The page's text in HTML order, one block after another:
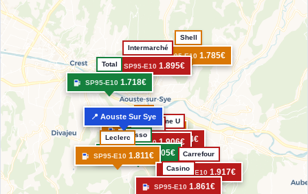
📍 Aouste Sur Sye
Esso
SP95-E101.705€
Total
SP95-E101.718€
Shell
SP95-E101.785€
Leclerc
SP95-E10 1.811€
BP
SP95-E101.815€
Système U
SP95-E101.854€
Casino
SP95-E101.861€
Intermarché
SP95-E101.895€
Auchan
SP95-E101.906€
Carrefour
SP95-E101.917€